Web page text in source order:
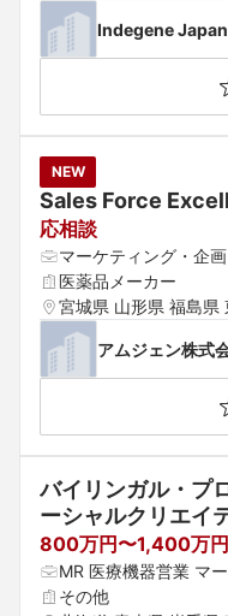
神奈川県 埼玉県 千葉
県 岐阜県 三重県 山
野県 大阪府 京都府
島根県 岡山県 広島
福岡県 佐賀県 長崎県
県
Indegene
NEW
Sales Force
応相談
マーケティング・企画
医薬品メーカー
宮城県 山形県 福島県
県 群馬県 栃木県 愛
潟県 富山県 石川県
滋賀県 奈良県 和歌
口県 徳島県 香川県
熊本県 大分県 宮崎県
アムジェン株式
バイリンガル・プ
ーシャルクリエイ
域　リモート可/残
800万円〜1,400万円
MR 医療機器営業 マ
その他